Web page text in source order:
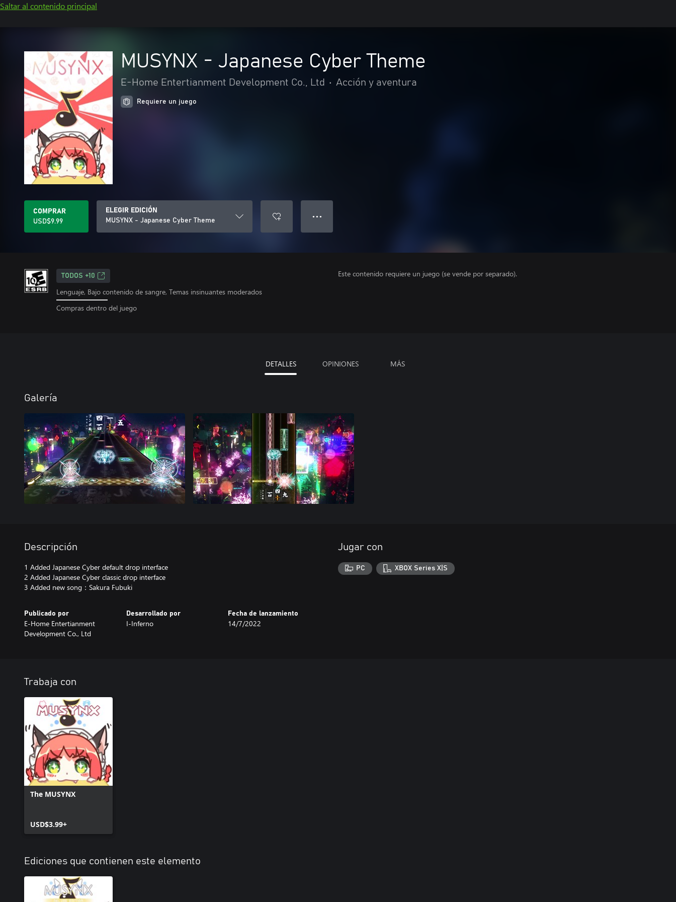
Saltar al contenido principal
MUSYNX - Japanese Cyber Theme
E-Home Entertianment Development Co., Ltd • Acción y aventura
Requiere un juego
COMPRAR
USD$9.99
ELEGIR EDICIÓN
MUSYNX - Japanese Cyber Theme
● ● ●
TODOS +10
Lenguaje, Bajo contenido de sangre, Temas insinuantes moderados
Compras dentro del juego
Este contenido requiere un juego (se vende por separado).
DETALLES OPINIONES MÁS
Galería
Descripción
1 Added Japanese Cyber default drop interface
2 Added Japanese Cyber classic drop interface
3 Added new song：Sakura Fubuki
Publicado por
E-Home Entertianment
Development Co., Ltd
Desarrollado por
I-Inferno
Fecha de lanzamiento
14/7/2022
Jugar con
PC XBOX Series X|S
Trabaja con
The MUSYNX
USD$3.99+
Ediciones que contienen este elemento